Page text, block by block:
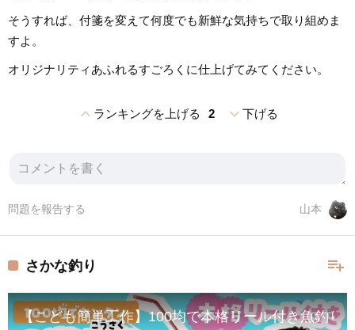
そうすれば、付箋を変えて何度でも新鮮な気持ちで取り組めま
すよ。
オリジナリティあふれるすごろくに仕上げてみてください。
expand_lessランキングを上げる 2 expand_more下げる
山本
問題を報告する
playlist_add
さかな釣り
【こども簡単工作】100均で本格リール付き魚釣り